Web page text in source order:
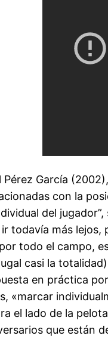
García
con la
del
todavía más
todo el campo,
casi la
en práctica
«marcar
el lado de la
que están